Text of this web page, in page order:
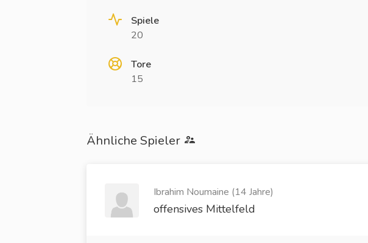
Spiele
20
Tore
15
Ähnliche Spieler
Ibrahim Noumaine (14 Jahre)
offensives Mittelfeld